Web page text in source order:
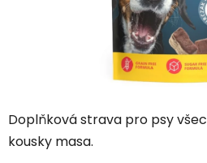
Doplňková strava pro psy
kousky masa.